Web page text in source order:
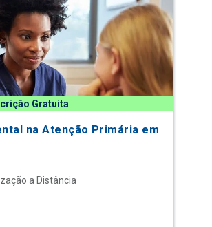
Gratuita
na Atenção Primária em
a Distância